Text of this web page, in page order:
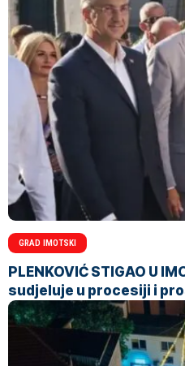
GRAD IMOTSKI
PLENKOVIĆ STIGAO U
sudjeluje u procesiji i